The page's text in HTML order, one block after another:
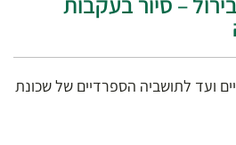
ועד לתושביה הספרדיים של שכונת